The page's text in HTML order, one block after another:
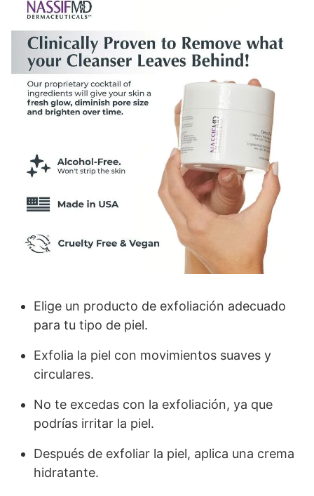
Elige un producto de exfoliación adecuado
para tu tipo de piel.
Exfolia la piel con movimientos suaves y
circulares.
No te excedas con la exfoliación, ya que
podrías irritar la piel.
Después de exfoliar la piel, aplica una crema
hidratante.